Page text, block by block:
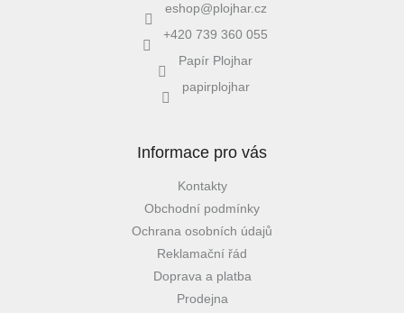
eshop@plojhar.cz
+420 739 360 055
Papír Plojhar
papirplojhar
Informace pro vás
Kontakty
Obchodní podmínky
Ochrana osobních údajů
Reklamační řád
Doprava a platba
Prodejna